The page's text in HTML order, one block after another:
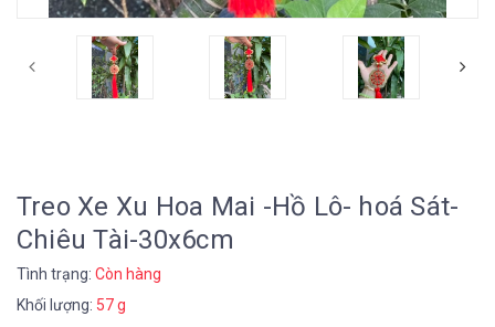
Treo Xe Xu Hoa Mai -Hồ Lô- hoá Sát-
Chiêu Tài-30x6cm
Tình trạng: Còn hàng
Khối lượng: 57 g